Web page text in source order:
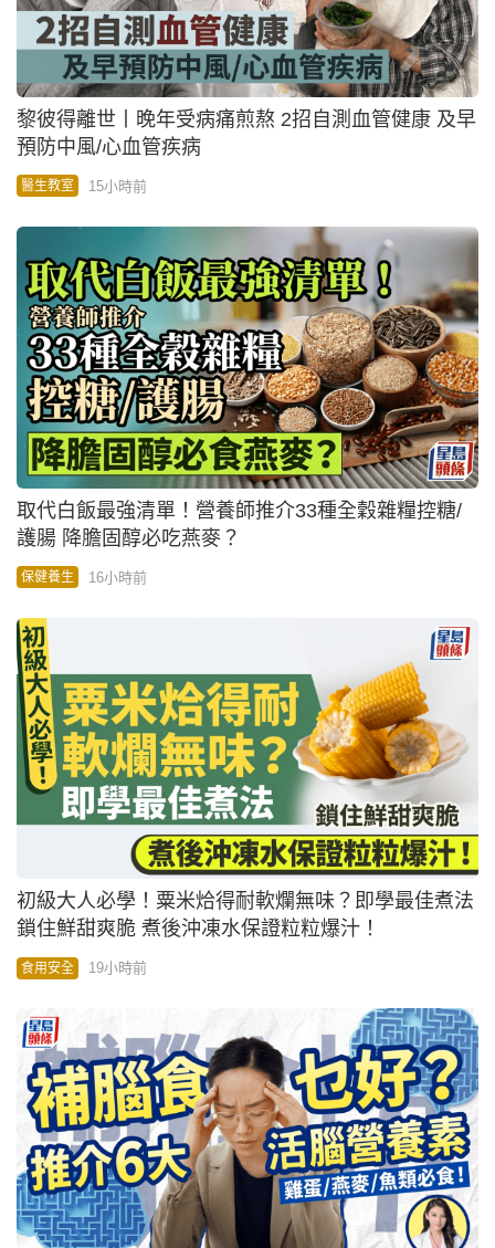
黎彼得離世丨晚年受病痛煎熬 2招自測血管健康 及早
預防中風/心血管疾病
醫生教室 15小時前
取代白飯最強清單！營養師推介33種全穀雜糧控糖/
護腸 降膽固醇必吃燕麥？
保健養生 16小時前
初級大人必學！粟米烚得耐軟爛無味？即學最佳煮法
鎖住鮮甜爽脆 煮後沖凍水保證粒粒爆汁！
食用安全 19小時前